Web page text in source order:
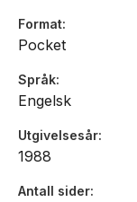
Format
Pocket
Språk
Engelsk
Utgivelsesår
1988
Antall sider